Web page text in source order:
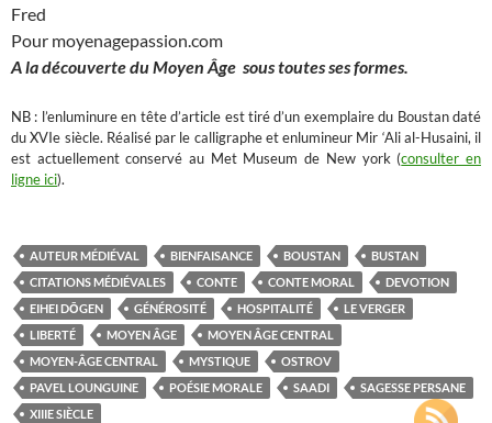
Fred
Pour moyenagepassion.com
A la découverte du Moyen Âge sous toutes ses formes.
NB : l’enluminure en tête d’article est tiré d’un exemplaire du Boustan daté
du XVIe siècle. Réalisé par le calligraphe et enlumineur Mir ‘Ali al-Husaini, il
est actuellement conservé au Met Museum de New york (consulter en
ligne ici).
AUTEUR MÉDIÉVAL BIENFAISANCE BOUSTAN
BUSTAN
CITATIONS MÉDIÉVALES
CONTE CONTE MORAL
DEVOTION
EIHEI DŌGEN
GÉNÉROSITÉ HOSPITALITÉ
LE VERGER
LIBERTÉ
MOYEN ÂGE
MOYEN ÂGE CENTRAL
MOYEN-ÂGE CENTRAL
MYSTIQUE
OSTROV
PAVEL LOUNGUINE
POÉSIE MORALE SAADI
SAGESSE PERSANE
XIIIE SIÈCLE